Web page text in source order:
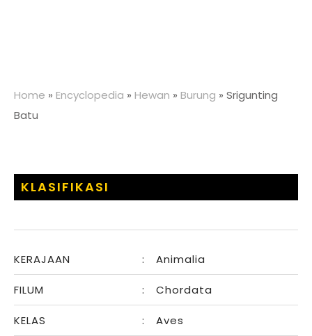
Home » Encyclopedia » Hewan » Burung » Srigunting
Batu
KLASIFIKASI
KERAJAAN : Animalia
FILUM : Chordata
KELAS : Aves